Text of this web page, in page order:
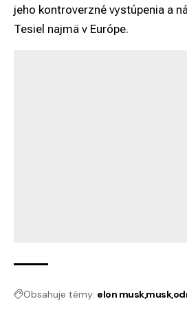
jeho kontroverzné vystúpenia a
Tesiel najmä v Európe.
Obsahuje témy: elon muskmusk